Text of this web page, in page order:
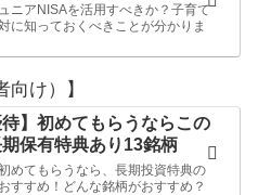
ニアNISAを活用すべきか？子育て
に知っておくべきことが分かりま
向け）】
待】初めてもらうならこの
保有特典あり13銘柄
めてもらうなら、長期投資特典の
すすめ！どんな銘柄がおすすめ？